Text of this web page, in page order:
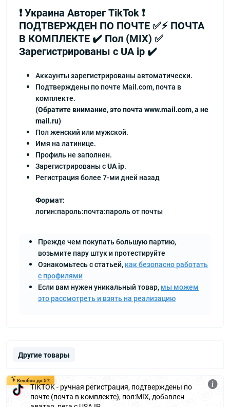
❗️ Украина Авторег TikTok ❗️
ПОДТВЕРЖДЕН ПО ПОЧТЕ ✅⚡️ ПОЧТА
В КОМПЛЕКТЕ ✔️ Пол (MIX) ✅
Зарегистрированы с UA ip ✔️
Аккаунты зарегистрированы автоматически.
Подтверждены по почте Mail.com, почта в
комплекте.
(Обратите внимание, это почта www.mail.com, а не
mail.ru)
Пол женский или мужской.
Имя на латинице.
Профиль не заполнен.
Зарегистрированы сUA ip.
Регистрация более 7‑ми дней назад
Формат:
логин:пароль:почта:пароль от почты
Прежде чем покупать большую партию,
возьмите пару штук и протестируйте
Ознакомьтесь с статьей, как безопасно работать
с профилями
Если вам нужен уникальный товар, мы можем
это рассмотреть и взять на реализацию
Другие товары
Кешбэк до 5%
TIKTOK - ручная регистрация, подтверждены по
почте (почта в комплекте), пол:MIX, добавлен